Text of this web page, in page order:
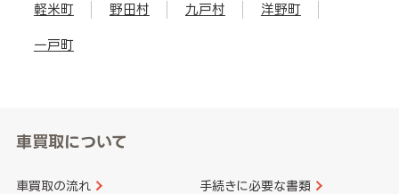
軽米町 野田村 九戸村 洋野町
一戸町
車買取について
車買取の流れ 手続きに必要な書類